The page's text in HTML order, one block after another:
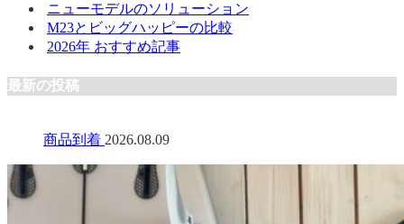
ニューモデルのソリューション
M23とビッグハッピーの比較
2026年 おすすめ記事
最新の投稿
商品到着 2026.08.09